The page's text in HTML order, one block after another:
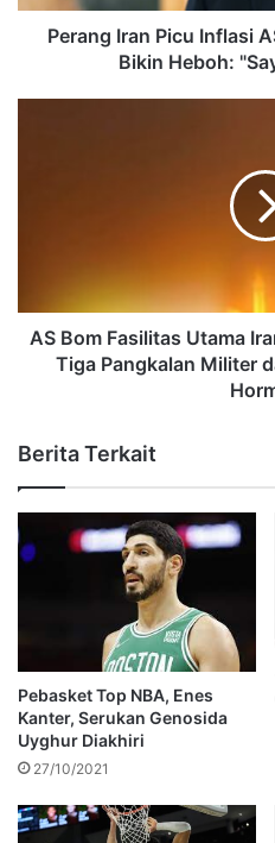
Perang Iran Picu Inflasi
Bikin Heboh:
AS Bom Fasilitas Utama
Tiga Pangkalan Militer
Berita Terkait
Pebasket Top NBA, Enes
Kanter, Serukan Genosida
Uyghur Diakhiri
27/10/2021